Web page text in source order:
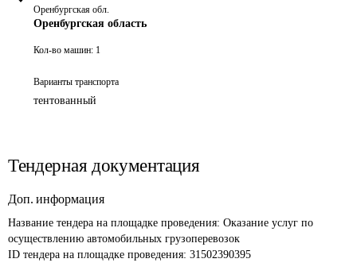
Оренбургская обл.
Оренбургская область
Кол-во машин: 1
Варианты транспорта
тентованный
Тендерная документация
Доп. информация
Название тендера на площадке проведения: Оказание услуг по
осуществлению автомобильных грузоперевозок
ID тендера на площадке проведения: 31502390395